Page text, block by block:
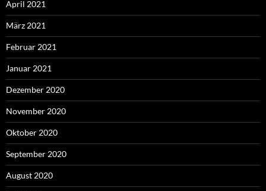
April 2021
März 2021
Februar 2021
Januar 2021
Dezember 2020
November 2020
Oktober 2020
September 2020
August 2020